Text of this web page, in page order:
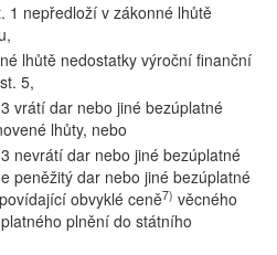
1 nepředloží v zákonné lhůtě
lhůtě nedostatky výroční finanční
5,
vrátí dar nebo jiné bezúplatné
lhůty, nebo
nevrátí dar nebo jiné bezúplatné
peněžitý dar nebo jiné bezúplatné
obvyklé ceně7) věcného
plnění do státního